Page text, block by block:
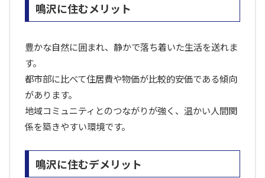
鳴沢に住むメリット
豊かな自然に囲まれ、静かで落ち着いた生活を送れま
す。
都市部に比べて住居費や物価が比較的安価である傾向
があります。
地域コミュニティとのつながりが強く、温かい人間関
係を築きやすい環境です。
鳴沢に住むデメリット